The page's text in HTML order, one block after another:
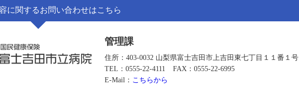
に関するお問い合わせはこちら
管理課
住所：403-0032 山梨県富士吉田市上吉田東七丁目１１番１号
TEL：0555-22-4111
FAX：0555-22-6995
E-Mail： こちらから